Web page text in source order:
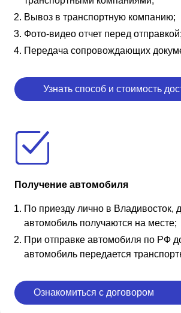
Вывоз в транспортную компанию;
Фото-видео отчет перед отправкой;
Передача сопровождающих
Узнать способ и стоимость
Получение автомобиля
По приезду лично в Владивосток,
автомобиль получаются на месте;
При отправке автомобиля по РФ
автомобиль передается
Ознакомиться с договором